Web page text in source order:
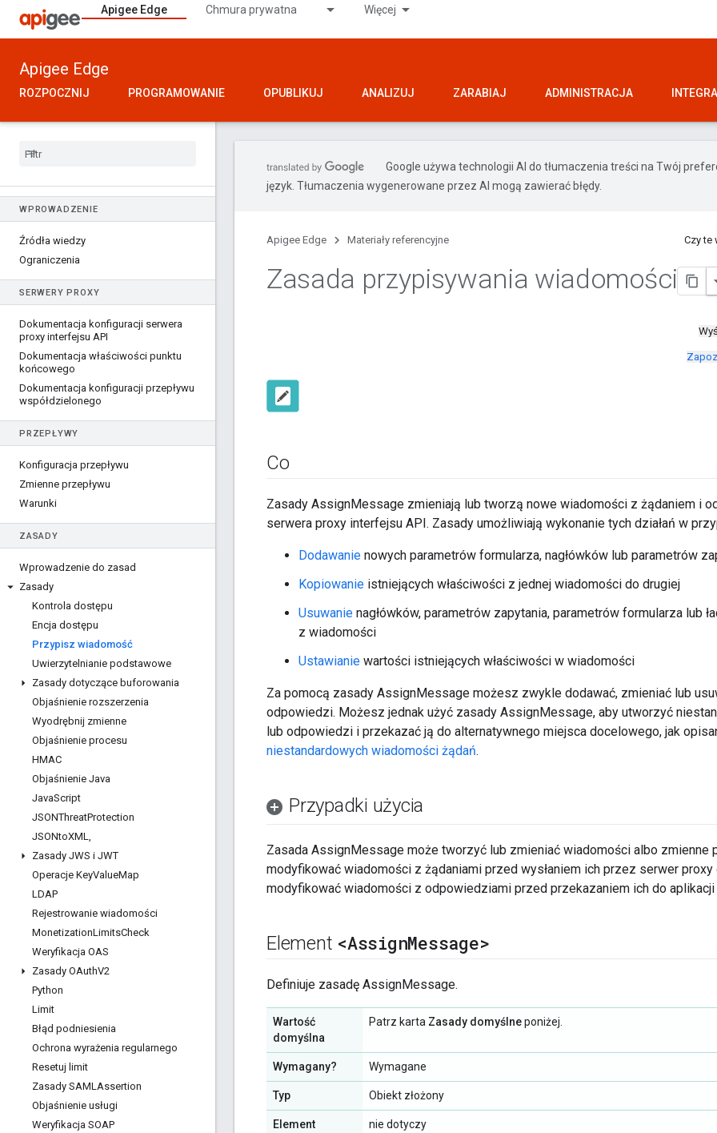
Apigee Edge Chmura prywatna Więcej
Apigee Edge
ROZPOCZNIJ PROGRAMOWANIE OPUBLIKUJ ANALIZUJ ZARABIAJ ADMINISTRACJA
WPROWADZENIE
Źródła wiedzy
Ograniczenia
SERWERY PROXY
Dokumentacja konfiguracji serwera
proxy interfejsu API
Dokumentacja właściwości punktu
końcowego
Dokumentacja konfiguracji przepływu
współdzielonego
PRZEPŁYWY
Konfiguracja przepływu
Zmienne przepływu
Warunki
ZASADY
Wprowadzenie do zasad
Zasady
Kontrola dostępu
Encja dostępu
Przypisz wiadomość
Uwierzytelnianie podstawowe
Zasady dotyczące buforowania
Objaśnienie rozszerzenia
Wyodrębnij zmienne
Objaśnienie procesu
HMAC
Objaśnienie Java
JavaScript
JSONThreatProtection
JSONtoXML,
Zasady JWS i JWT
Operacje KeyValueMap
LDAP
Rejestrowanie wiadomości
MonetizationLimitsCheck
Weryfikacja OAS
Zasady OAuthV2
Python
Limit
Błąd podniesienia
Ochrona wyrażenia regularnego
Resetuj limit
Zasady SAMLAssertion
Objaśnienie usługi
Weryfikacja SOAP
Google używa technologii AI do tłumaczenia treści na Twój
język. Tłumaczenia wygenerowane przez AI mogą zawierać błędy.
Apigee Edge Materiały referencyjne Czy te
Zasada przypisywania wiadomości
Co
Zasady AssignMessage zmieniają lub tworzą nowe wiadomości z żądaniem i
serwera proxy interfejsu API. Zasady umożliwiają wykonanie tych działań w
Dodawanie nowych parametrów formularza, nagłówków lub parametrów
Kopiowanie istniejących właściwości z jednej wiadomości do drugiej
Usuwanie nagłówków, parametrów zapytania, parametrów formularza lub
z wiadomości
Ustawianie wartości istniejących właściwości w wiadomości
Za pomocą zasady AssignMessage możesz zwykle dodawać, zmieniać lub
odpowiedzi. Możesz jednak użyć zasady AssignMessage, aby utworzyć
lub odpowiedzi i przekazać ją do alternatywnego miejsca docelowego, jak
niestandardowych wiadomości żądań.
Przypadki użycia
Zasada AssignMessage może tworzyć lub zmieniać wiadomości albo zmienne
modyfikować wiadomości z żądaniami przed wysłaniem ich przez serwer
modyfikować wiadomości z odpowiedziami przed przekazaniem ich do
Element <AssignMessage>
Definiuje zasadę AssignMessage.
Wartość
domyślna
Patrz karta Zasady domyślneponiżej.
Wymagany? Wymagane
Typ Obiekt złożony
Element
nie dotyczy